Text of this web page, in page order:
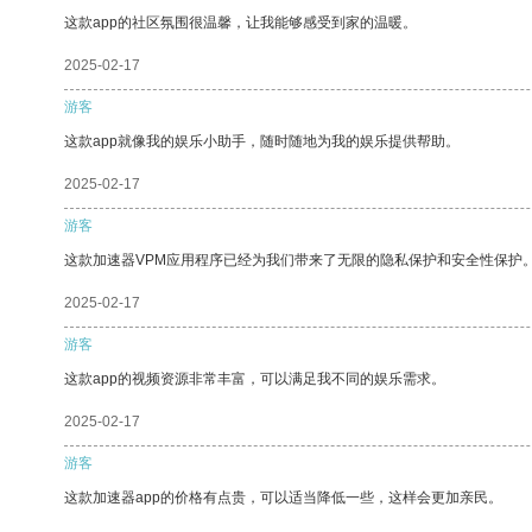
这款app的社区氛围很温馨，让我能够感受到家的温暖。
2025-02-17
游客
这款app就像我的娱乐小助手，随时随地为我的娱乐提供帮助。
2025-02-17
游客
这款加速器VPM应用程序已经为我们带来了无限的隐私保护和安全性保护
2025-02-17
游客
这款app的视频资源非常丰富，可以满足我不同的娱乐需求。
2025-02-17
游客
这款加速器app的价格有点贵，可以适当降低一些，这样会更加亲民。